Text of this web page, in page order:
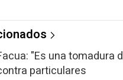
"Es una tomadura
particulares